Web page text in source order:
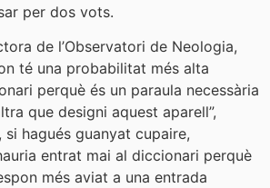
per dos vots.
de l’Observatori de Neologia,
té una probabilitat més alta
perquè és un paraula necessària
que designi aquest aparell”,
si hagués guanyat cupaire,
entrat mai al diccionari perquè
més aviat a una entrada